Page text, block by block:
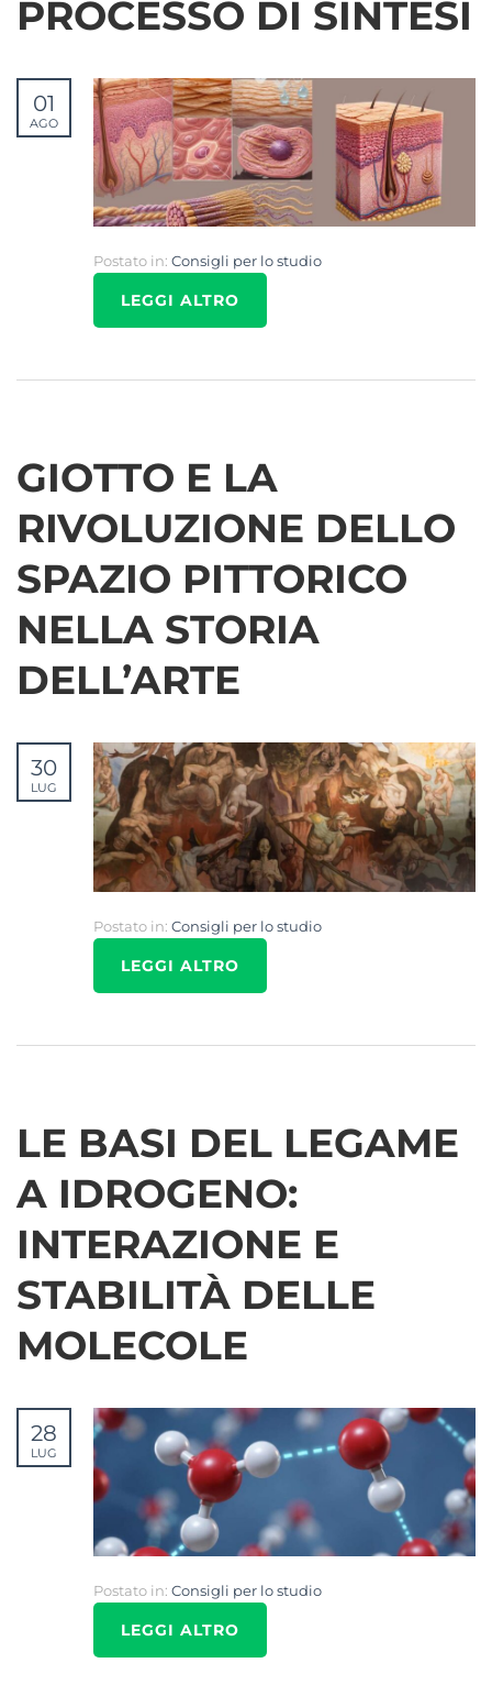
PROCESSO DI SINTESI
01
AGO
Postato in: Consigli per lo studio
LEGGI ALTRO
GIOTTO E LA
RIVOLUZIONE DELLO
SPAZIO PITTORICO
NELLA STORIA
DELL’ARTE
30
LUG
Postato in: Consigli per lo studio
LEGGI ALTRO
LE BASI DEL LEGAME
A IDROGENO:
INTERAZIONE E
STABILITÀ DELLE
MOLECOLE
28
LUG
Postato in: Consigli per lo studio
LEGGI ALTRO